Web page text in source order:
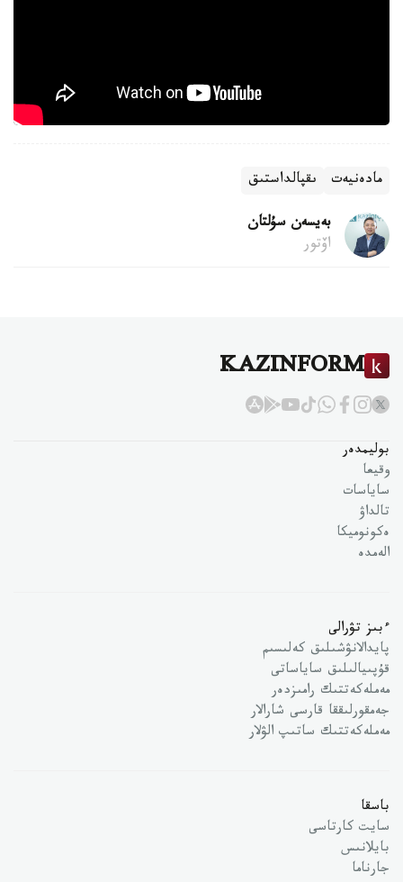
مادەنيەت ىقپالداستىق
بەيسەن سۇلتان
اۆتور
KAZINFORM
بوليمدەر
وقيعا
ساياسات
تالداۋ
ەكونوميكا
الەمدە
ءبىز تۋرالى
پايدالانۋشىلىق كەلىسىم
قۇپىيالىلىق ساياساتى
مەملەكەتتىك رامىزدەر
جەمقورلىققا قارسى شارالار
مەملەكەتتىك ساتىپ الۋلار
باسقا
سايت كارتاسى
بايلانىس
جارناما